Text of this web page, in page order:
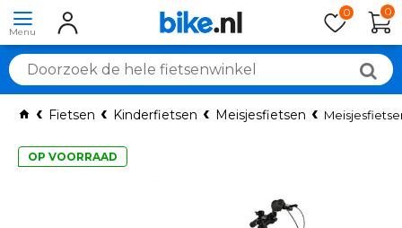
0 0
Fietsen Kinderfietsen Meisjesfietsen
OP VOORRAAD